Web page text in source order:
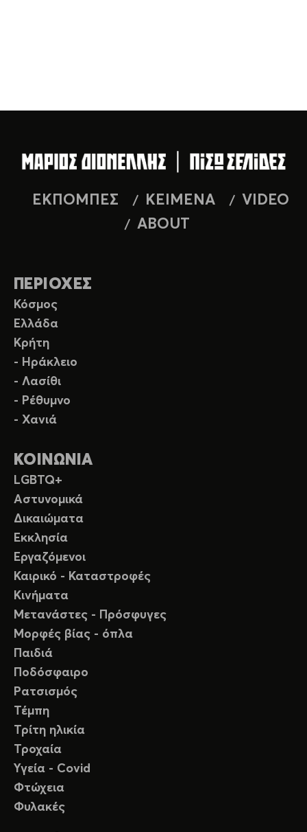
ΕΚΠΟΜΠΕΣ ΚΕΙΜΕΝΑ
VIDEO
ABOUT
ΠΕΡΙΟΧΕΣ
Κόσμος
Ελλάδα
Κρήτη
- Ηράκλειο
- Λασίθι
- Ρέθυμνο
- Χανιά
ΚΟΙΝΩΝΙΑ
LGBTQ+
Αστυνομικά
Δικαιώματα
Εκκλησία
Εργαζόμενοι
Καιρικό - Καταστροφές
Κινήματα
Μετανάστες - Πρόσφυγες
Μορφές βίας - όπλα
Παιδιά
Ποδόσφαιρο
Ρατσισμός
Τέμπη
Τρίτη ηλικία
Τροχαία
Υγεία - Covid
Φτώχεια
Φυλακές